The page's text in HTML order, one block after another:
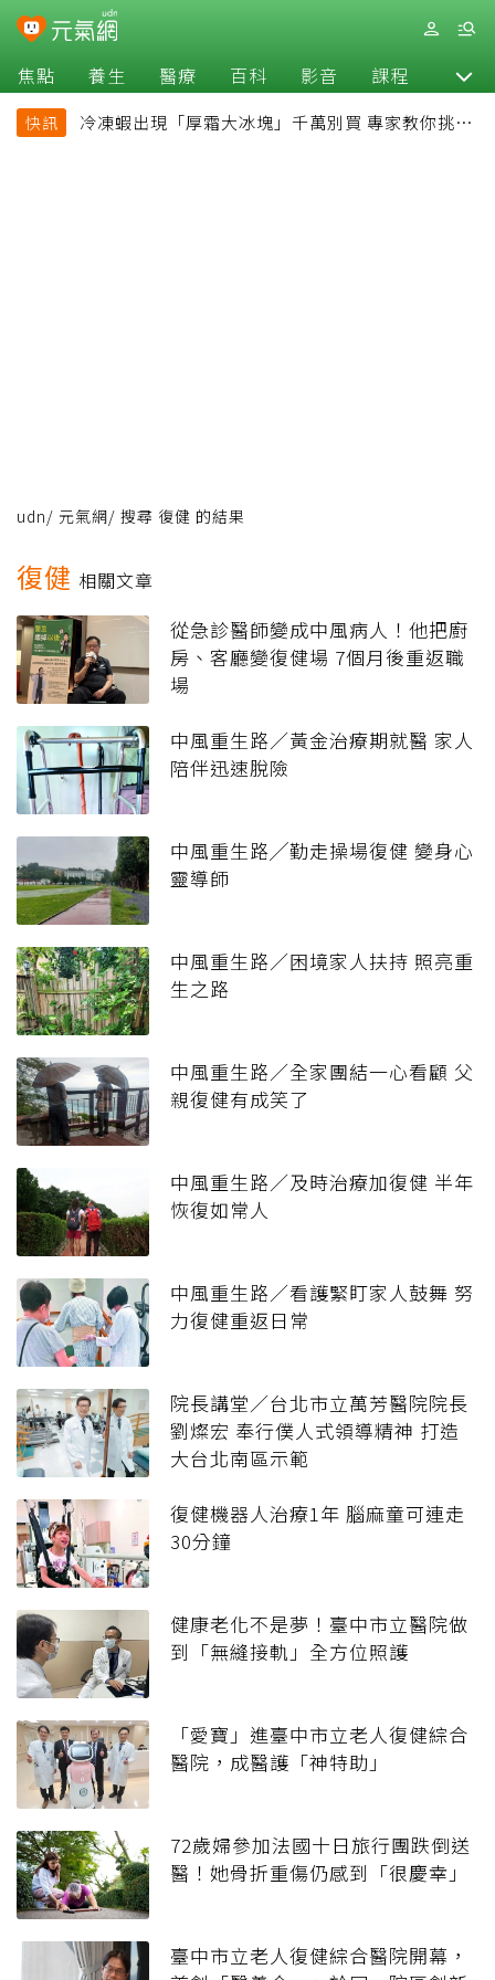
焦點 養生 醫療 百科 影音 課程 退休
快訊
冷凍蝦出現「厚霜大冰塊」千萬別買 專家教你挑出
udn/ 元氣網/ 搜尋 復健 的結果
復健 相關文章
從急診醫師變成中風病人！他把廚
房、客廳變復健場 7個月後重返職
場
中風重生路／黃金治療期就醫 家人
陪伴迅速脫險
中風重生路╱勤走操場復健 變身心
靈導師
中風重生路／困境家人扶持 照亮重
生之路
中風重生路／全家團結一心看顧 父
親復健有成笑了
中風重生路／及時治療加復健 半年
恢復如常人
中風重生路／看護緊盯家人鼓舞 努
力復健重返日常
院長講堂／台北市立萬芳醫院院長
劉燦宏 奉行僕人式領導精神 打造
大台北南區示範
復健機器人治療1年 腦麻童可連走
30分鐘
健康老化不是夢！臺中市立醫院做
到「無縫接軌」全方位照護
「愛寶」進臺中市立老人復健綜合
醫院，成醫護「神特助」
72歲婦參加法國十日旅行團跌倒送
醫！她骨折重傷仍感到「很慶幸」
臺中市立老人復健綜合醫院開幕，